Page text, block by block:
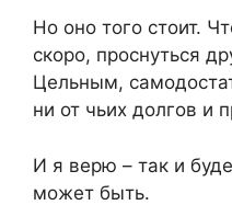
Но оно того стоит.
скоро, проснуться
Цельным,
ни от чьих долгов и
И я верю – так и
может быть.